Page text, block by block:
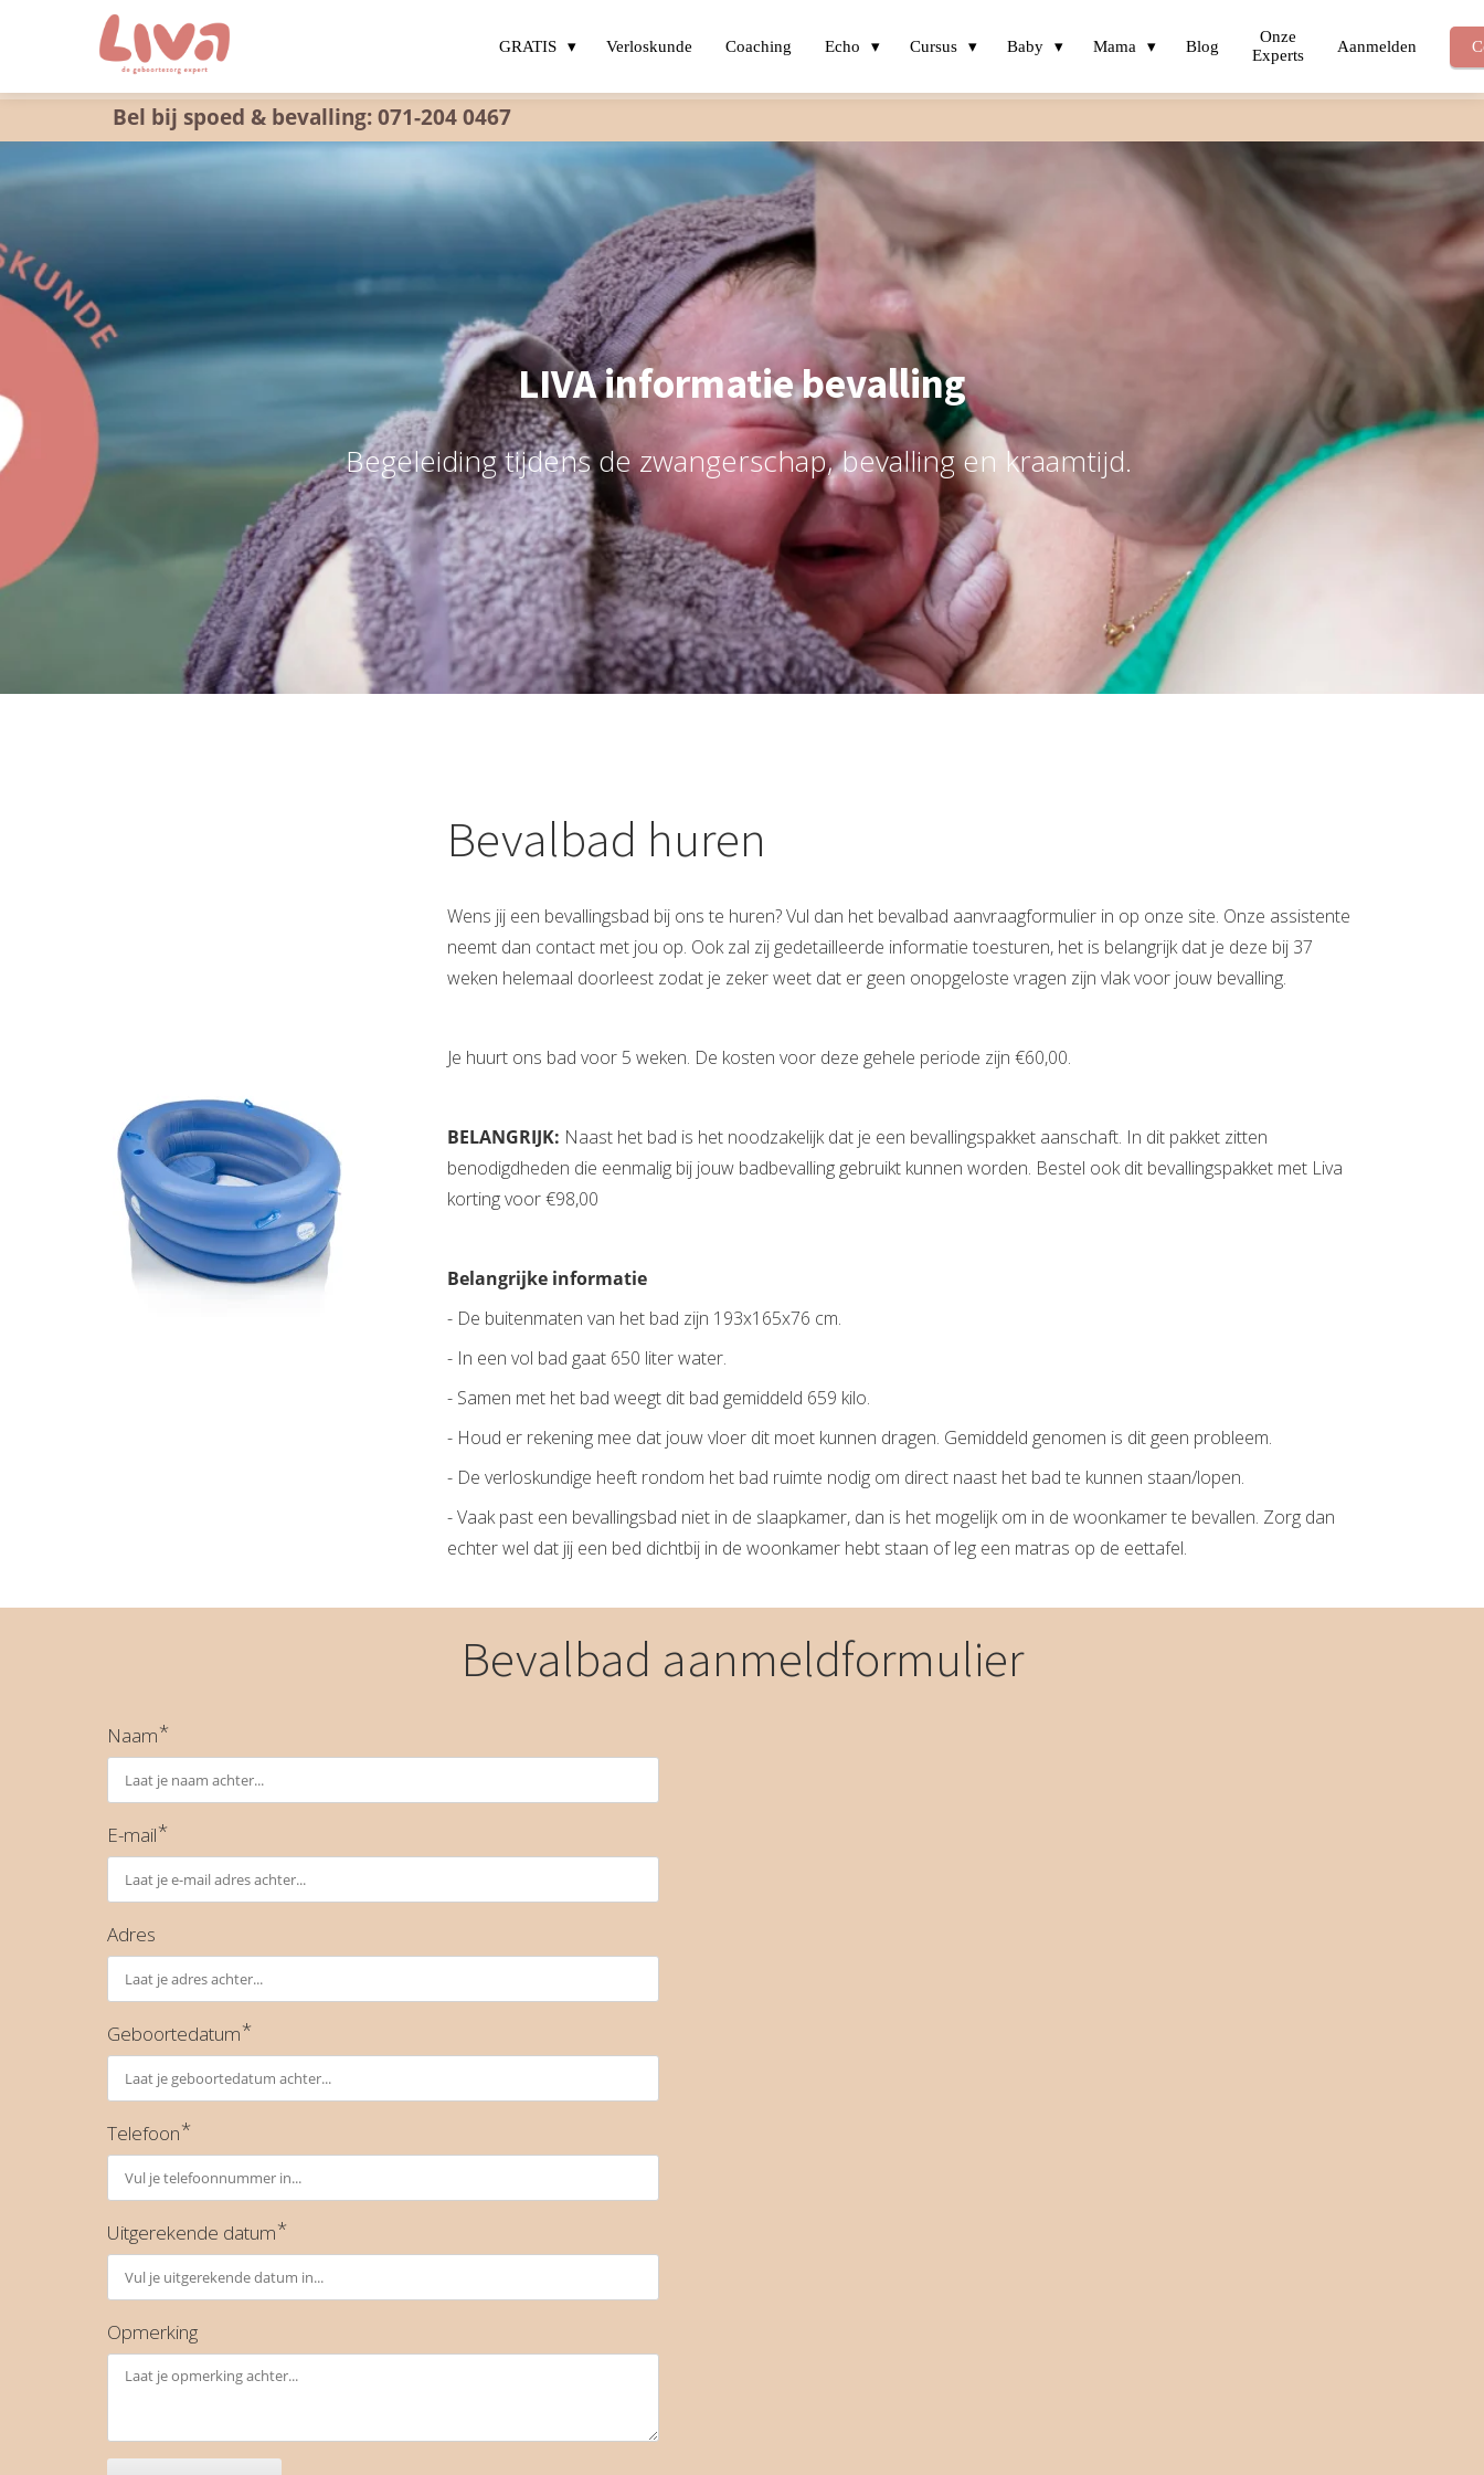
GRATIS Verloskunde Coaching Echo Cursus Baby Mama Blog
Onze
Experts
Aanmelden
Bel bij spoed & bevalling: 071-204 0467
LIVA informatie bevalling
Begeleiding tijdens de zwangerschap, bevalling en kraamtijd.
Bevalbad huren
Wens jij een bevallingsbad bij ons te huren? Vul dan het bevalbad aanvraagformulier in op onze site. Onze assistente
neemt dan contact met jou op. Ook zal zij gedetailleerde informatie toesturen, het is belangrijk dat je deze bij 37
weken helemaal doorleest zodat je zeker weet dat er geen onopgeloste vragen zijn vlak voor jouw bevalling.
Je huurt ons bad voor 5 weken. De kosten voor deze gehele periode zijn €60,00.
BELANGRIJK: Naast het bad is het noodzakelijk dat je een bevallingspakket aanschaft. In dit pakket zitten
benodigdheden die eenmalig bij jouw badbevalling gebruikt kunnen worden. Bestel ook dit bevallingspakket met Liva
korting voor €98,00
Belangrijke informatie
- De buitenmaten van het bad zijn 193x165x76 cm.
- In een vol bad gaat 650 liter water.
- Samen met het bad weegt dit bad gemiddeld 659 kilo.
- Houd er rekening mee dat jouw vloer dit moet kunnen dragen. Gemiddeld genomen is dit geen probleem.
- De verloskundige heeft rondom het bad ruimte nodig om direct naast het bad te kunnen staan/lopen.
- Vaak past een bevallingsbad niet in de slaapkamer, dan is het mogelijk om in de woonkamer te bevallen. Zorg dan
echter wel dat jij een bed dichtbij in de woonkamer hebt staan of leg een matras op de eettafel.
Bevalbad aanmeldformulier
Naam*
E-mail*
Adres
Geboortedatum*
Telefoon*
Uitgerekende datum*
Opmerking